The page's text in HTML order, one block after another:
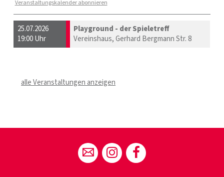
Veranstaltungskalender abonnieren
25.07.2026
19:00 Uhr
Playground - der Spieletreff
Vereinshaus, Gerhard Bergmann Str. 8
alle Veranstaltungen anzeigen